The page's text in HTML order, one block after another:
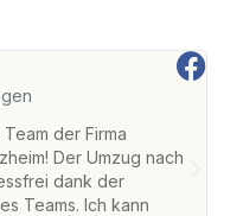
der Firma
Der Umzug nach
dank der
Teams. Ich kann